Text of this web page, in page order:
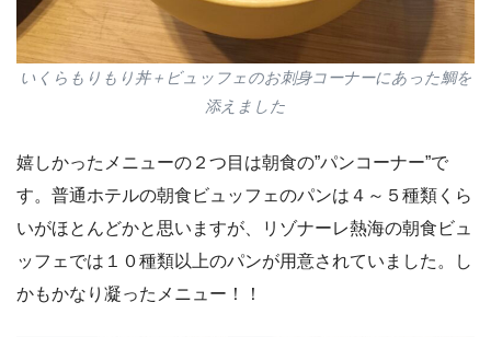
いくらもりもり丼＋ビュッフェのお刺身コーナーにあった鯛を
添えました
嬉しかったメニューの２つ目は朝食の”パンコーナー”で
す。普通ホテルの朝食ビュッフェのパンは４～５種類くら
いがほとんどかと思いますが、リゾナーレ熱海の朝食ビュ
ッフェでは１０種類以上のパンが用意されていました。し
かもかなり凝ったメニュー！！